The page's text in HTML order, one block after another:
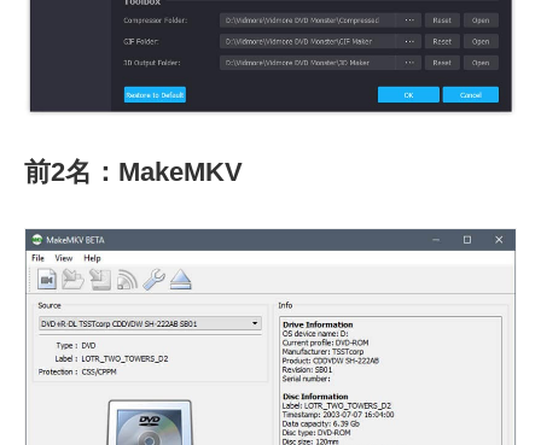
前2名：MakeMKV